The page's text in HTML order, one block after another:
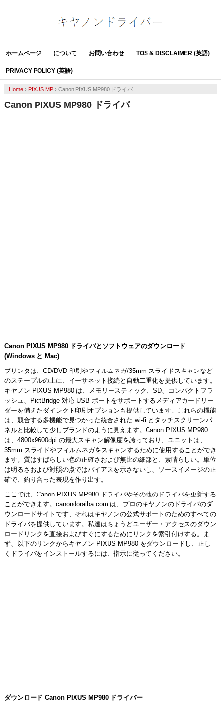
ホームページ について お問い合わせ TOS & DISCLAIMER (英語)
PRIVACY POLICY (英語)
Home› PIXUS MP› Canon PIXUS MP980 ドライバ
Canon PIXUS MP980 ドライバ
Canon PIXUS MP980 ドライバとソフトウェアのダウンロード
(Windows と Mac)
プリンタは、CD/DVD 印刷やフィルムネガ/35mm スライドスキャンなど
のステープルの上に、イーサネット接続と自動二重化を提供しています。
キヤノン PIXUS MP980 は、メモリースティック、SD、コンパクトフラ
ッシュ、PictBridge 対応 USB ポートをサポートするメディアカードリー
ダーを備えたダイレクト印刷オプションも提供しています。これらの機能
は、競合する多機能で見つかった統合された wi-fi とタッチスクリーンパ
ネルと比較して少しブランドのように見えます。Canon PIXUS MP980
は、4800x9600dpi の最大スキャン解像度を誇っており、ユニットは、
35mm スライドやフィルムネガをスキャンするために使用することができ
ます。質はすばらしい色の正確さおよび無比の細部と、素晴らしい。単位
は明るさおよび対照の点ではバイアスを示さないし、ソースイメージの正
確で、釣り合った表現を作り出す。
ここでは、Canon PIXUS MP980 ドライバやその他のドライバを更新する
ことができます。canondoraiba.com は、プロのキヤノンのドライバのダ
ウンロードサイトです、それはキヤノンの公式サポートのためのすべての
ドライバを提供しています。私達はちょうどユーザー・アクセスのダウン
ロードリンクを直接およびすぐにするためにリンクを索引付けする。ま
ず、以下のリンクからキヤノン PIXUS MP980 をダウンロードし、正し
くドライバをインストールするには、指示に従ってください。
ダウンロード Canon PIXUS MP980 ドライバー